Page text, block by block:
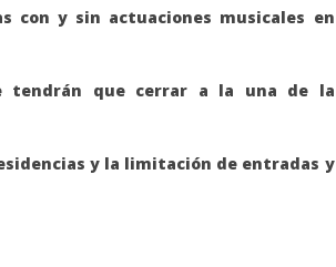
con y sin actuaciones musicales en
tendrán que cerrar a la una de la
y la limitación de entradas y